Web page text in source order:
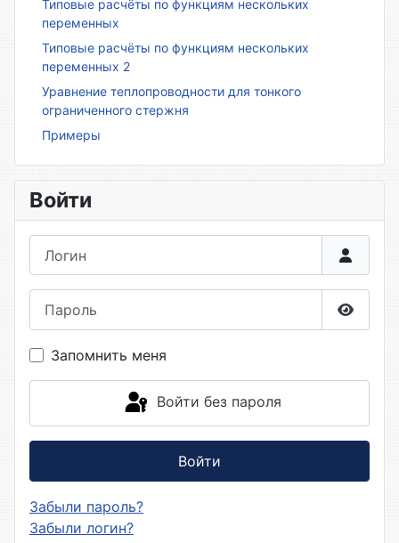
Типовые расчёты по функциям нескольких
переменных
Типовые расчёты по функциям нескольких
переменных 2
Уравнение теплопроводности для тонкого
ограниченного стержня
Примеры
Войти
Запомнить меня
Войти без пароля
Войти
Забыли пароль?
Забыли логин?